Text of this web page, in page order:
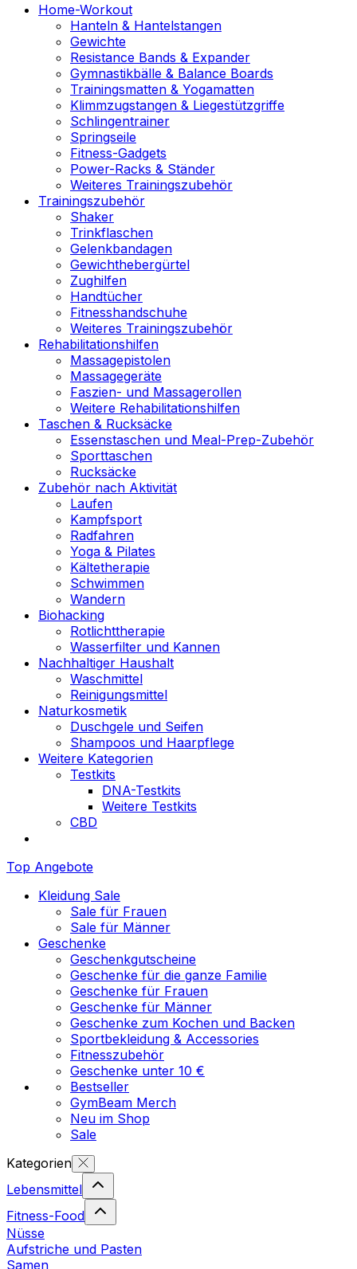
Home-Workout
Hanteln & Hantelstangen
Gewichte
Resistance Bands & Expander
Gymnastikbälle & Balance Boards
Trainingsmatten & Yogamatten
Klimmzugstangen & Liegestützgriffe
Schlingentrainer
Springseile
Fitness-Gadgets
Power-Racks & Ständer
Weiteres Trainingszubehör
Trainingszubehör
Shaker
Trinkflaschen
Gelenkbandagen
Gewichthebergürtel
Zughilfen
Handtücher
Fitnesshandschuhe
Weiteres Trainingszubehör
Rehabilitationshilfen
Massagepistolen
Massagegeräte
Faszien- und Massagerollen
Weitere Rehabilitationshilfen
Taschen & Rucksäcke
Essenstaschen und Meal-Prep-Zubehör
Sporttaschen
Rucksäcke
Zubehör nach Aktivität
Laufen
Kampfsport
Radfahren
Yoga & Pilates
Kältetherapie
Schwimmen
Wandern
Biohacking
Rotlichttherapie
Wasserfilter und Kannen
Nachhaltiger Haushalt
Waschmittel
Reinigungsmittel
Naturkosmetik
Duschgele und Seifen
Shampoos und Haarpflege
Weitere Kategorien
Testkits
DNA-Testkits
Weitere Testkits
CBD
Top Angebote
Kleidung Sale
Sale für Frauen
Sale für Männer
Geschenke
Geschenkgutscheine
Geschenke für die ganze Familie
Geschenke für Frauen
Geschenke für Männer
Geschenke zum Kochen und Backen
Sportbekleidung & Accessories
Fitnesszubehör
Geschenke unter 10 €
Bestseller
GymBeam Merch
Neu im Shop
Sale
Kategorien
Lebensmittel
Fitness-Food
Nüsse
Aufstriche und Pasten
Samen